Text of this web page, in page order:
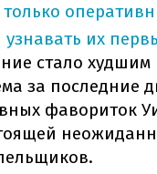
их
стало худшим
за последние
фавориток